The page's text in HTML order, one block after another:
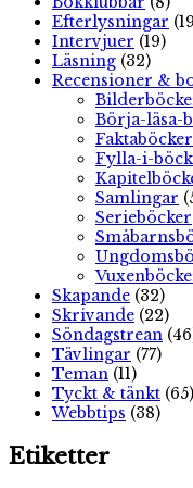
Efterlysningar
Intervjuer (19)
Läsning (32)
Recensioner &
Börja-läsa-
Faktaböcker
Fylla-i-
Samlingar
Serieböcker
Skapande (32)
Skrivande (22)
Söndagstrean
Tävlingar (77)
Teman (11)
Tyckt & tänkt (65)
Webbtips (38)
Etiketter